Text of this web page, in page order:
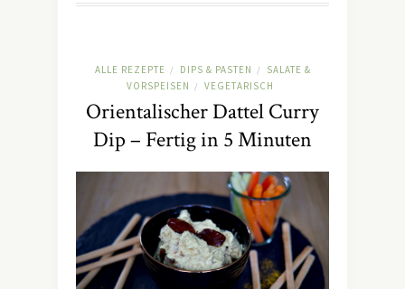
ALLE REZEPTE / DIPS & PASTEN /
SALATE &
VORSPEISEN
/ VEGETARISCH
Orientalischer Dattel Curry
Dip – Fertig in 5 Minuten